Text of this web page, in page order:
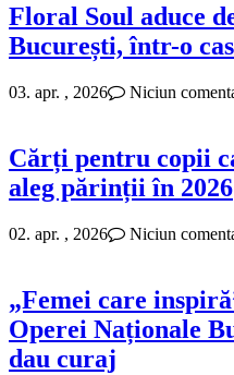
Floral Soul aduce
București, într-o
03. apr. , 2026 Niciun
Cărți pentru copii
aleg părinții în 2026
02. apr. , 2026 Niciun
„Femei care
Operei Naționale
dau curaj